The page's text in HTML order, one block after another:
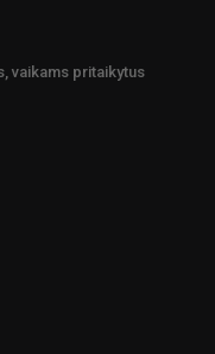
vaikams pritaikytus